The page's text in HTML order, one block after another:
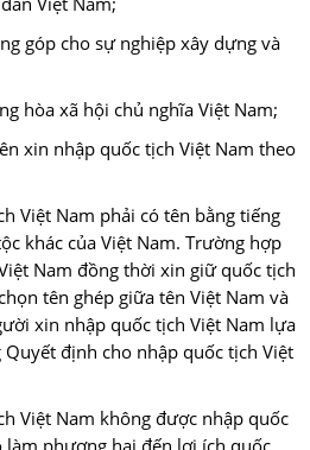
góp cho sự nghiệp xây dựng và
hòa xã hội chủ nghĩa Việt Nam;
xin nhập quốc tịch Việt Nam theo
Việt Nam phải có tên bằng tiếng
khác của Việt Nam. Trường hợp
Nam đồng thời xin giữ quốc tịch
tên ghép giữa tên Việt Nam và
xin nhập quốc tịch Việt Nam lựa
định cho nhập quốc tịch Việt
Việt Nam không được nhập quốc